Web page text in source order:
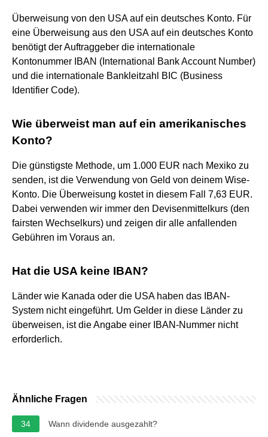
Überweisung von den USA auf ein deutsches Konto. Für
eine Überweisung aus den USA auf ein deutsches Konto
benötigt der Auftraggeber die internationale
Kontonummer IBAN (International Bank Account Number)
und die internationale Bankleitzahl BIC (Business
Identifier Code).
Wie überweist man auf ein amerikanisches
Konto?
Die günstigste Methode, um 1.000 EUR nach Mexiko zu
senden, ist die Verwendung von Geld von deinem Wise-
Konto. Die Überweisung kostet in diesem Fall 7,63 EUR.
Dabei verwenden wir immer den Devisenmittelkurs (den
fairsten Wechselkurs) und zeigen dir alle anfallenden
Gebühren im Voraus an.
Hat die USA keine IBAN?
Länder wie Kanada oder die USA haben das IBAN-
System nicht eingeführt. Um Gelder in diese Länder zu
überweisen, ist die Angabe einer IBAN-Nummer nicht
erforderlich.
Ähnliche Fragen
34 Wann dividende ausgezahlt?